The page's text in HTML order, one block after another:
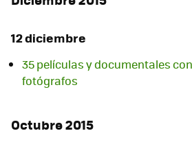
12 diciembre
35 películas y documentales
fotógrafos
Octubre 2015